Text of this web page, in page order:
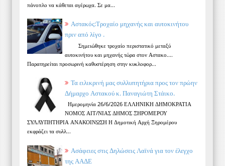
πάνοπλο να κάθεται αγέρωχα. Σε μα...
Αστακός:Τροχαίο μηχανής και αυτοκινήτου
πριν από λίγο .
Σημειώθηκε τροχαίο περιστατικό μεταξύ
αυτοκινήτου και μηχανής τώρα στον Αστακο....
Παρατηρείται προσωρινή καθυστέρηση στην κυκλοφορ...
Τα ειλικρινή μας συλλυπητήρια προς τον πρώην
Δήμαρχο Αστακού κ. Παναγιώτη Στάικο.
Ημερομηνία 26/6/2026 ΕΛΛΗΝΙΚΗ ΔΗΜΟΚΡΑΤΙΑ
ΝΟΜΟΣ ΑΙΤ/ΝΙΑΣ ΔΗΜΟΣ ΞΗΡΟΜΕΡΟΥ
ΣΥΛΛΥΠΗΤΗΡΙΑ ΑΝΑΚΟΙΝΩΣΗ Η Δημοτική Αρχή Ξηρομέρου
εκφράζει τα συλλ...
Ασάφειες στις Δηλώσεις Λαϊνά για τον έλεγχο
της ΑΑΔΕ